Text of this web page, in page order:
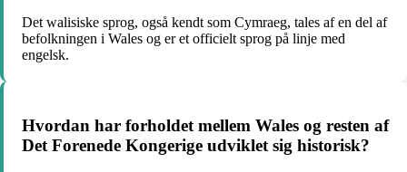
Det walisiske sprog, også kendt som Cymraeg, tales af en del af
befolkningen i Wales og er et officielt sprog på linje med
engelsk.
Hvordan har forholdet mellem Wales og resten af
Det Forenede Kongerige udviklet sig historisk?